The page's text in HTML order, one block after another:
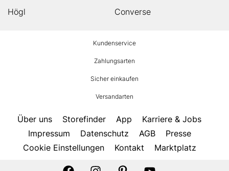
Högl
Converse
Kundenservice
Zahlungsarten
Sicher einkaufen
Versandarten
Über uns Storefinder App
Karriere & Jobs
Impressum
Datenschutz AGB
Presse
Cookie Einstellungen
Kontakt Marktplatz